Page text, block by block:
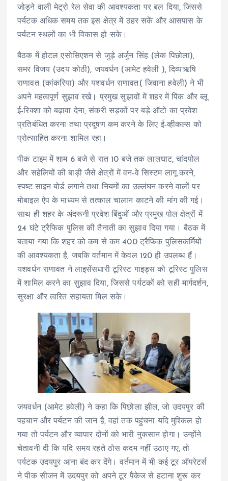
जोड़ने वाली मेट्रो रेल सेवा की आवश्यकता पर बल दिया, जिससे
पर्यटक अधिक समय तक इस क्षेत्र में ठहर सकें और आसपास के
पर्यटन स्थलों का भी विकास हो सके।
बैठक में होटल एसोसिएशन से जुड़े अर्जुन सिंह (लेक पिछोला),
समर विजय (उदय कोठी), जयवर्धन (आमेट हवेली ), दिव्यऋषि
राणावत (कांकरिया) और यशवर्धन राणावत( जिवाना हवेली) ने भी
अपने महत्वपूर्ण सुझाव रखे। प्रमुख सुझावों में शहर में पिंक और ब्लू
ई-रिक्शा को बढ़ावा देना, संकरी सड़कों पर बड़े ऑटो का प्रवेश
प्रतिबंधित करना तथा प्रदूषण कम करने के लिए ई-व्हीकल्स को
प्रोत्साहित करना शामिल रहा।
पीक टाइम में शाम 6 बजे से रात 10 बजे तक लालघाट, चांदपोल
और सहेलियों की बाड़ी जैसे क्षेत्रों में वन-वे सिस्टम लागू करने,
स्पष्ट साइन बोर्ड लगाने तथा नियमों का उल्लंघन करने वालों पर
मोबाइल ऐप के माध्यम से तत्काल चालान काटने की मांग की गई।
साथ ही शहर के अंदरूनी प्रवेश बिंदुओं और प्रमुख पोल क्षेत्रों में
24 घंटे ट्रैफिक पुलिस की तैनाती का सुझाव दिया गया। बैठक में
बताया गया कि शहर को कम से कम 400 ट्रैफिक पुलिसकर्मियों
की आवश्यकता है, जबकि वर्तमान में केवल 120 ही उपलब्ध हैं।
यशवर्धन राणावत ने लाइसेंसधारी टूरिस्ट गाइड्स को टूरिस्ट पुलिस
में शामिल करने का सुझाव दिया, जिससे पर्यटकों को सही मार्गदर्शन,
सुरक्षा और त्वरित सहायता मिल सके।
जयवर्धन (आमेट हवेली) ने कहा कि पिछोला झील, जो उदयपुर की
पहचान और पर्यटन की जान है, वहां तक पहुंचना यदि मुश्किल हो
गया तो पर्यटन और व्यापार दोनों को भारी नुकसान होगा। उन्होंने
चेतावनी दी कि यदि समय रहते ठोस कदम नहीं उठाए गए, तो
पर्यटक उदयपुर आना बंद कर देंगे। वर्तमान में भी कई टूर ऑपरेटर्स
ने पीक सीजन में उदयपुर को अपने टूर पैकेज से हटाना शुरू कर